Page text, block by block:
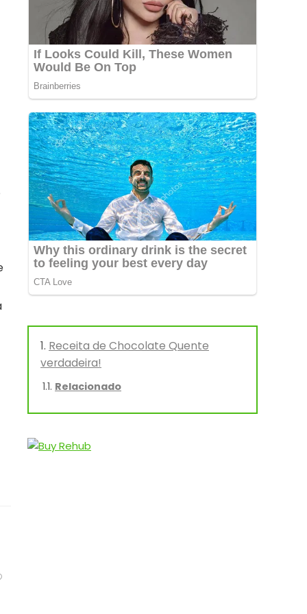
Receita de Chocolate Quente
verdadeira!
Relacionado